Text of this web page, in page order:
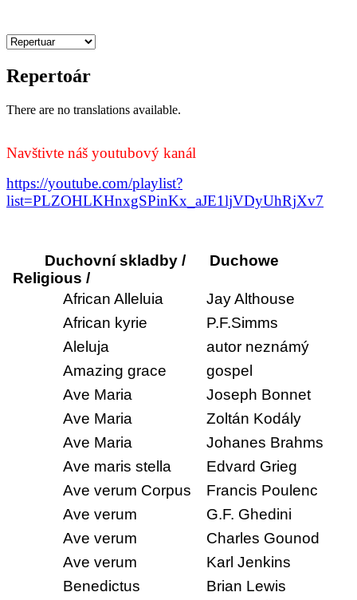
Repertoár
There are no translations available.
Navštivte náš youtubový kanál
https://youtube.com/playlist?
list=PLZOHLKHnxgSPinKx_aJE1ljVDyUhRjXv7
Duchovní skladby /
Religious /
Duchowe
African Alleluia
Jay Althouse
African kyrie
P.F.Simms
Aleluja
autor neznámý
Amazing grace
gospel
Ave Maria
Joseph Bonnet
Ave Maria
Zoltán Kodály
Ave Maria
Johanes Brahms
Ave maris stella
Edvard Grieg
Ave verum Corpus
Francis Poulenc
Ave verum
G.F. Ghedini
Ave verum
Charles Gounod
Ave verum
Karl Jenkins
Benedictus
Brian Lewis